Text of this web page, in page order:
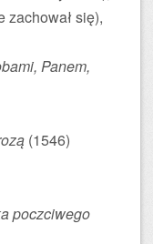
zachował się),
Panem,
(1546)
poczciwego